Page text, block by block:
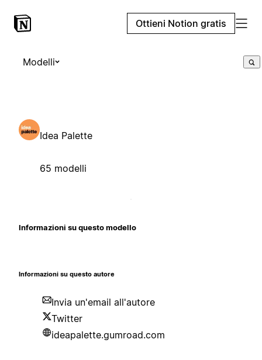
Ottieni Notion gratis
Modelli
Idea Palette
65 modelli
Informazioni su questo modello
Informazioni su questo autore
Invia un'email all'autore
Twitter
ideapalette.gumroad.com